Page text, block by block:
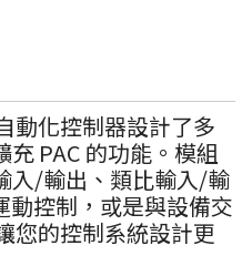
動化控制器設計了多
PAC 的功能。模組
入/輸出、類比輸入/輸
控制，或是與設備交
您的控制系統設計更